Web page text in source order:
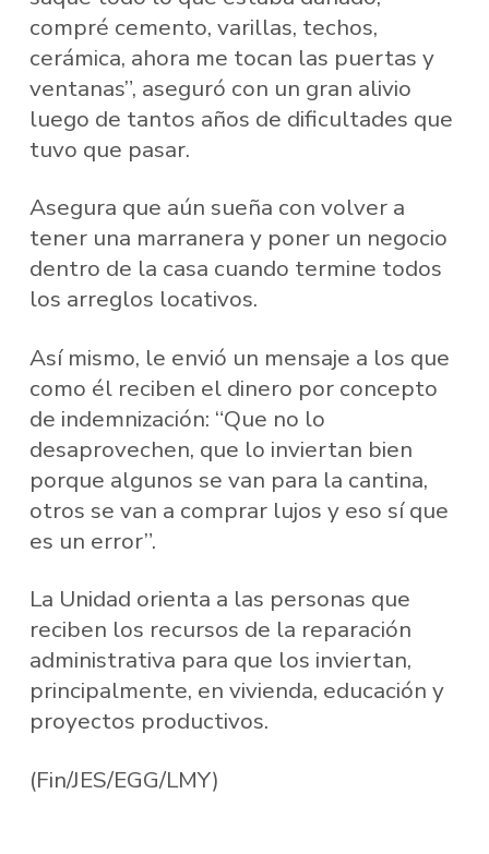
compré cemento, varillas, techos,
cerámica, ahora me tocan las puertas y
ventanas”, aseguró con un gran alivio
luego de tantos años de dificultades que
tuvo que pasar.
Asegura que aún sueña con volver a
tener una marranera y poner un negocio
dentro de la casa cuando termine todos
los arreglos locativos.
Así mismo, le envió un mensaje a los que
como él reciben el dinero por concepto
de indemnización: “Que no lo
desaprovechen, que lo inviertan bien
porque algunos se van para la cantina,
otros se van a comprar lujos y eso sí que
es un error”.
La Unidad orienta a las personas que
reciben los recursos de la reparación
administrativa para que los inviertan,
principalmente, en vivienda, educación y
proyectos productivos.
(Fin/JES/EGG/LMY)